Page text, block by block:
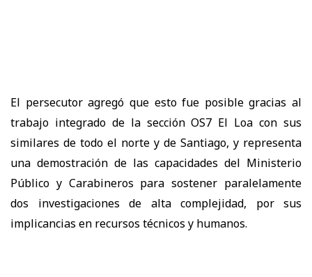
El persecutor agregó que esto fue posible gracias al
trabajo integrado de la sección OS7 El Loa con sus
similares de todo el norte y de Santiago, y representa
una demostración de las capacidades del Ministerio
Público y Carabineros para sostener paralelamente
dos investigaciones de alta complejidad, por sus
implicancias en recursos técnicos y humanos.